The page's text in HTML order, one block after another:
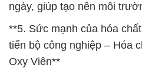
ngày, giúp tạo nên môi
**5. Sức mạnh của hóa
tiến bộ công nghiệp – Hóa
Oxy Viên**